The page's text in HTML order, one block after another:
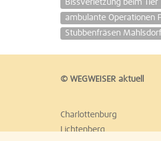
Bissverletzung beim Tier
ambulante Operationen
Stubbenfräsen
© WEGWEISER aktuell
Charlottenburg
Lichtenberg